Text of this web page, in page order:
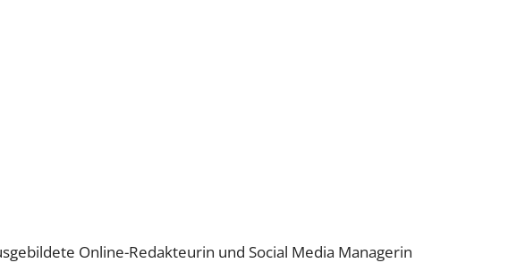
Online-Redakteurin und Social Media Managerin